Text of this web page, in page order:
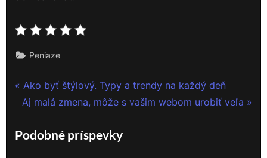
Peniaze
Navigace
pro
příspěvek
P
r
v
i
Ako byť štýlový. Typy a trendy na každý deň
N
x
t
Aj malá zmena, môže s vašim webom urobiť veľa
Podobné príspevky